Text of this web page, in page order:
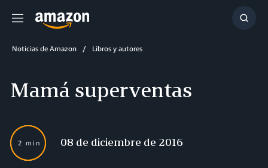
Menú
Noticias de Amazon Libros y autores
Mamá superventas
2 min 08 de diciembre de 2016